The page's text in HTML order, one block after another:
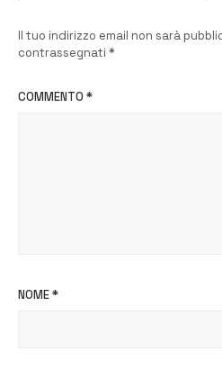
Il tuo indirizzo email non sarà
contrassegnati *
COMMENTO *
NOME*